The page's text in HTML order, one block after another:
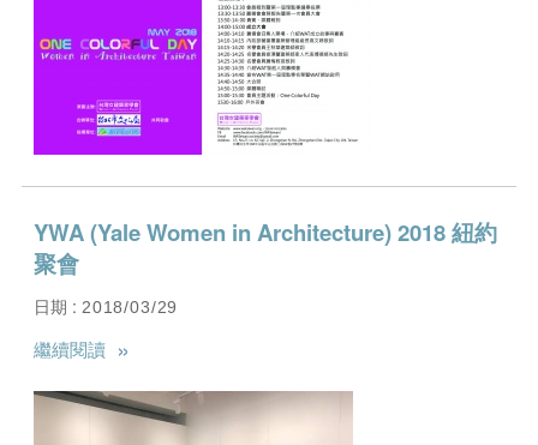
YWA (Yale Women in Architecture) 2018 紐約
聚會
日期 : 2018/03/29
繼續閱讀 »